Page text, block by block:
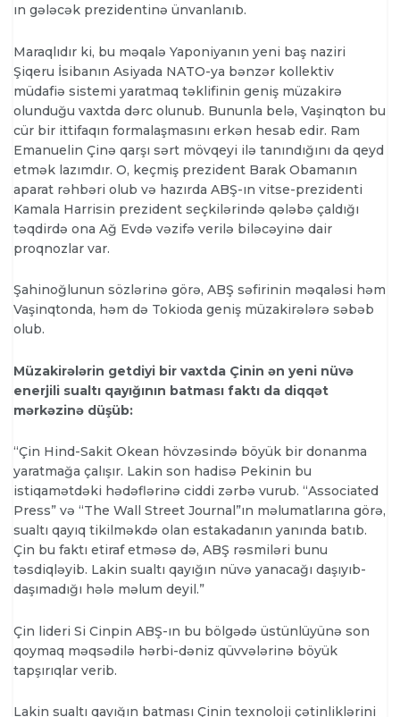
ın gələcək prezidentinə ünvanlanıb.
Maraqlıdır ki, bu məqalə Yaponiyanın yeni baş naziri
Şiqeru İsibanın Asiyada NATO-ya bənzər kollektiv
müdafiə sistemi yaratmaq təklifinin geniş müzakirə
olunduğu vaxtda dərc olunub. Bununla belə, Vaşinqton bu
cür bir ittifaqın formalaşmasını erkən hesab edir. Ram
Emanuelin Çinə qarşı sərt mövqeyi ilə tanındığını da qeyd
etmək lazımdır. O, keçmiş prezident Barak Obamanın
aparat rəhbəri olub və hazırda ABŞ-ın vitse-prezidenti
Kamala Harrisin prezident seçkilərində qələbə çaldığı
təqdirdə ona Ağ Evdə vəzifə verilə biləcəyinə dair
proqnozlar var.
Şahinoğlunun sözlərinə görə, ABŞ səfirinin məqaləsi həm
Vaşinqtonda, həm də Tokioda geniş müzakirələrə səbəb
olub.
Müzakirələrin getdiyi bir vaxtda Çinin ən yeni nüvə
enerjili sualtı qayığının batması faktı da diqqət
mərkəzinə düşüb:
“Çin Hind-Sakit Okean hövzəsində böyük bir donanma
yaratmağa çalışır. Lakin son hadisə Pekinin bu
istiqamətdəki hədəflərinə ciddi zərbə vurub. “Associated
Press” və “The Wall Street Journal”ın məlumatlarına görə,
sualtı qayıq tikilməkdə olan estakadanın yanında batıb.
Çin bu faktı etiraf etməsə də, ABŞ rəsmiləri bunu
təsdiqləyib. Lakin sualtı qayığın nüvə yanacağı daşıyıb-
daşımadığı hələ məlum deyil.”
Çin lideri Si Cinpin ABŞ-ın bu bölgədə üstünlüyünə son
qoymaq məqsədilə hərbi-dəniz qüvvələrinə böyük
tapşırıqlar verib.
Lakin sualtı qayığın batması Çinin texnoloji çətinliklərini